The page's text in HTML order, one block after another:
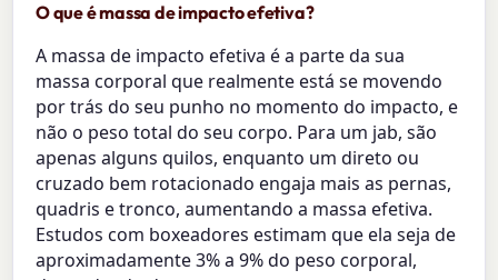
O que é massa de impacto efetiva?
A massa de impacto efetiva é a parte da sua
massa corporal que realmente está se movendo
por trás do seu punho no momento do impacto, e
não o peso total do seu corpo. Para um jab, são
apenas alguns quilos, enquanto um direto ou
cruzado bem rotacionado engaja mais as pernas,
quadris e tronco, aumentando a massa efetiva.
Estudos com boxeadores estimam que ela seja de
aproximadamente 3% a 9% do peso corporal,